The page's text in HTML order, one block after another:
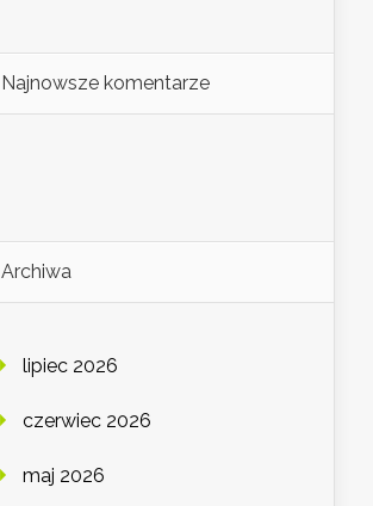
Najnowsze komentarze
Archiwa
lipiec 2026
czerwiec 2026
maj 2026